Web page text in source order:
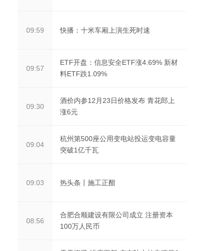
09:59 快播：十米车厢上演生死时速
09:57
ETF开盘：信息安全ETF涨4.69% 新材
料ETF跌1.09%
09:30
酒价内参12月23日价格发布 青花郎上
涨6元
09:04
杭州第500座公用变电站投运变电容量
突破1亿千瓦
09:03 热头条丨施工正酣
08:56
合肥合顺建设有限公司成立 注册资本
100万人民币